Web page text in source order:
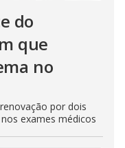
do
que
no
por dois
exames médicos